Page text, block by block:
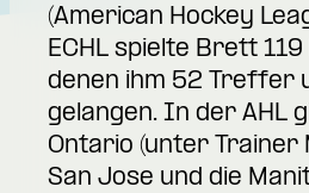
(American Hockey
ECHL spielte Brett
denen ihm 52 Treffer
gelangen. In der AHL
Ontario (unter Trainer
San Jose und die